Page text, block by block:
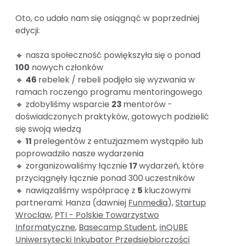
Oto, co udało nam się osiągnąć w poprzedniej
edycji:
🔸 nasza społeczność powiększyła się o ponad
100 nowych członków
🔸 46 rebelek / rebeli podjęło się wyzwania w
ramach roczengo programu mentoringowego
🔸 zdobyliśmy wsparcie 23 mentorów -
doświadczonych praktyków, gotowych podzielić
się swoją wiedzą
🔸 11 prelegentów z entuzjazmem wystąpiło lub
poprowadziło nasze wydarzenia
🔸 zorganizowaliśmy łącznie 17wydarzeń, które
przyciągnęły łącznie ponad 300 uczestników
🔸 nawiązaliśmy współpracę z 5 kluczowymi
partnerami: Hanza (dawniej Funmedia),Startup
Wroclaw, PTI - Polskie Towarzystwo
Informatyczne, Basecamp Student,inQUBE
Uniwersytecki Inkubator Przedsiębiorczości